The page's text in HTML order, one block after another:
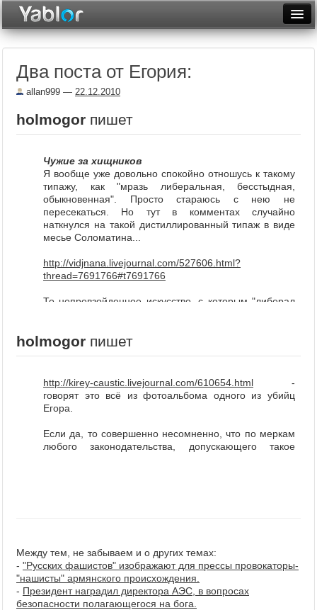
Неделя
Фототоп
Видеотоп
Два поста от Егория:
allan999 — 22.12.2010
holmogor пишет
Чужие за хищников
Я вообще уже довольно спокойно отношусь к такому
типажу, как "мразь либеральная, бесстыдная,
обыкновенная". Просто стараюсь с нею не
пересекаться. Но тут в комментах случайно
наткнулся на такой дистиллированный типаж в виде
месье Соломатина...
http://vidjnana.livejournal.com/527606.html?
thread=7691766#t7691766
То непревзойденное искусство, с которым "либерал
списку, и целованием сапог обнаглевшего от
безнаказанности коррумпированного следака,
может не поражать...
Ну и "драка повлекшая смертельный исход" (об
умышленном убийстве с ограблением).
Это какая-то другая порода живых существ.
holmogor пишет
http://kirey-caustic.livejournal.com/610654.html -
говорят это всё из фотоальбома одного из убийц
Егора.
Если да, то совершенно несомненно, что по меркам
любого законодательства, допускающего такое
Между тем, не забываем и о других темах:
- "Русских фашистов" изображают для прессы провокаторы-
"нашисты" армянского происхождения.
- Президент наградил директора АЭС, в вопросах
безопасности полагающегося на бога.